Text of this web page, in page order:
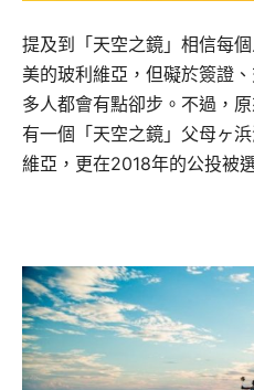
提及到「天空之鏡」相信每
美的玻利維亞，但礙於簽證
多人都會有點卻步。不過，
有一個「天空之鏡」父母ヶ
維亞，更在2018年的公投被